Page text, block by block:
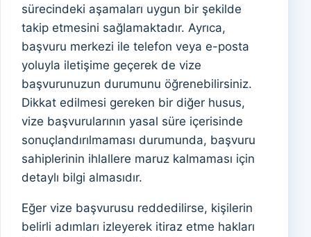
sürecindeki aşamaları uygun bir şekilde
takip etmesini sağlamaktadır. Ayrıca,
başvuru merkezi ile telefon veya e-posta
yoluyla iletişime geçerek de vize
başvurunuzun durumunu öğrenebilirsiniz.
Dikkat edilmesi gereken bir diğer husus,
vize başvurularının yasal süre içerisinde
sonuçlandırılmaması durumunda, başvuru
sahiplerinin ihlallere maruz kalmaması için
detaylı bilgi almasıdır.
Eğer vize başvurusu reddedilirse, kişilerin
belirli adımları izleyerek itiraz etme hakları